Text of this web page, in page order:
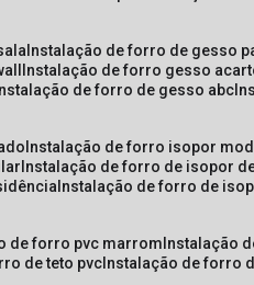
instalação de forro de gesso
instalação de forro gesso
instalação de forro de gesso abc
instalação de forro isopor
instalação de forro de isopor
instalação de forro de
de forro pvc marrom instalação
de teto pvc instalação de forro